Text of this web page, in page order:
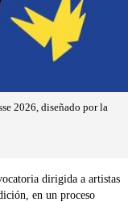
2026, diseñado por la
dirigida a artistas
en un proceso